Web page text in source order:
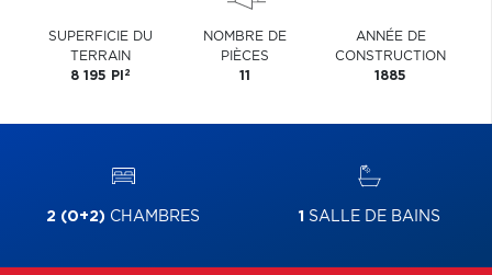
SUPERFICIE DU
TERRAIN
8 195 PI 2
NOMBRE DE
PIÈCES
11
ANNÉE DE
CONSTRUCTION
1885
2 (0+2) CHAMBRES 1 SALLE DE BAINS